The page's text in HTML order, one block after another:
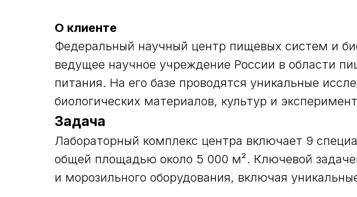
О клиенте
Федеральный научный центр пищевых систем и
ведущее научное учреждение России в области
питания. На его базе проводятся уникальные
биологических материалов, культур и
Задача
Лабораторный комплекс центра включает 9
общей площадью около 5 000 м². Ключевой
и морозильного оборудования, включая